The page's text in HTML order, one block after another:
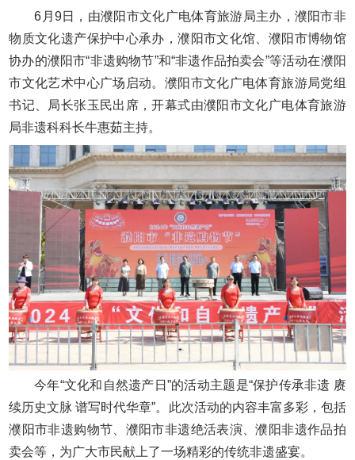
6月9日，由濮阳市文化广电体育旅游局主办，濮阳市非
物质文化遗产保护中心承办，濮阳市文化馆、濮阳市博物馆
协办的濮阳市“非遗购物节”和“非遗作品拍卖会”等活动在濮阳
市文化艺术中心广场启动。濮阳市文化广电体育旅游局党组
书记、局长张玉民出席，开幕式由濮阳市文化广电体育旅游
局非遗科科长牛惠茹主持。
今年“文化和自然遗产日”的活动主题是“保护传承非遗 赓
续历史文脉 谱写时代华章”。此次活动的内容丰富多彩，包括
濮阳市非遗购物节、濮阳市非遗绝活表演、濮阳非遗作品拍
卖会等，为广大市民献上了一场精彩的传统非遗盛宴。